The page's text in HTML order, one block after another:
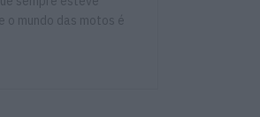
mundo das motos é